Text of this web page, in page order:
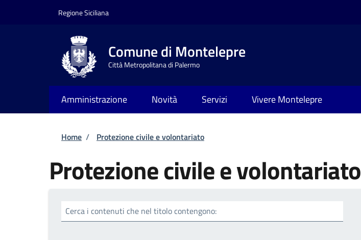
Regione Siciliana
Comune di Montelepre
Città Metropolitana di Palermo
Amministrazione Novità Servizi Vivere Montelepre
Briciole di pane
Home / Protezione civile e volontariato
Protezione civile e volontariato
Cerca i contenuti che nel titolo contengono: